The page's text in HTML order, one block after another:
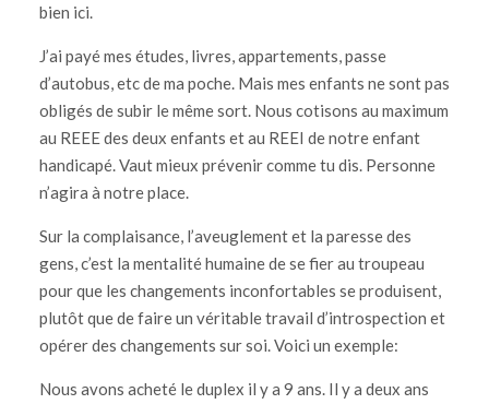
bien ici.
J’ai payé mes études, livres, appartements, passe
d’autobus, etc de ma poche. Mais mes enfants ne sont pas
obligés de subir le même sort. Nous cotisons au maximum
au REEE des deux enfants et au REEI de notre enfant
handicapé. Vaut mieux prévenir comme tu dis. Personne
n’agira à notre place.
Sur la complaisance, l’aveuglement et la paresse des
gens, c’est la mentalité humaine de se fier au troupeau
pour que les changements inconfortables se produisent,
plutôt que de faire un véritable travail d’introspection et
opérer des changements sur soi. Voici un exemple:
Nous avons acheté le duplex il y a 9 ans. Il y a deux ans